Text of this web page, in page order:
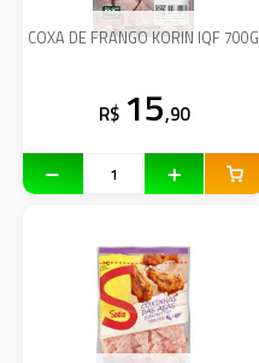
COXA DE FRANGO KORIN IQF 700G
R$ 15,90